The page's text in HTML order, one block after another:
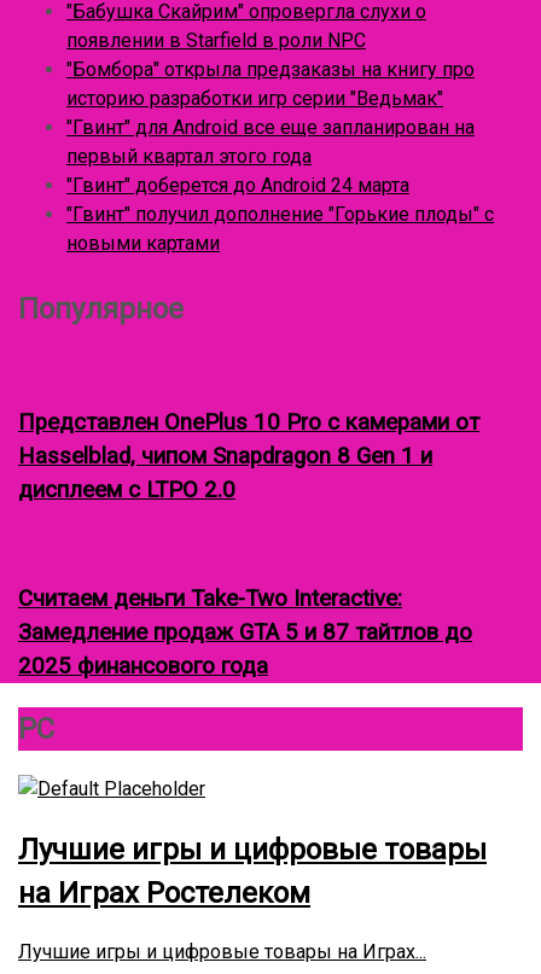
"Бабушка Скайрим" опровергла слухи о
появлении в Starfield в роли NPC
"Бомбора" открыла предзаказы на книгу про
историю разработки игр серии "Ведьмак"
"Гвинт" для Android все еще запланирован на
первый квартал этого года
"Гвинт" доберется до Android 24 марта
"Гвинт" получил дополнение "Горькие плоды" с
новыми картами
Популярное
Представлен OnePlus 10 Pro с камерами от
Hasselblad, чипом Snapdragon 8 Gen 1 и
дисплеем с LTPO 2.0
Считаем деньги Take-Two Interactive:
Замедление продаж GTA 5 и 87 тайтлов до
2025 финансового года
К
р
у
г
в
о
о
к
с
PC
Лучшие игры и цифровые товары
на Играх Ростелеком
Лучшие игры и цифровые товары на Играх...